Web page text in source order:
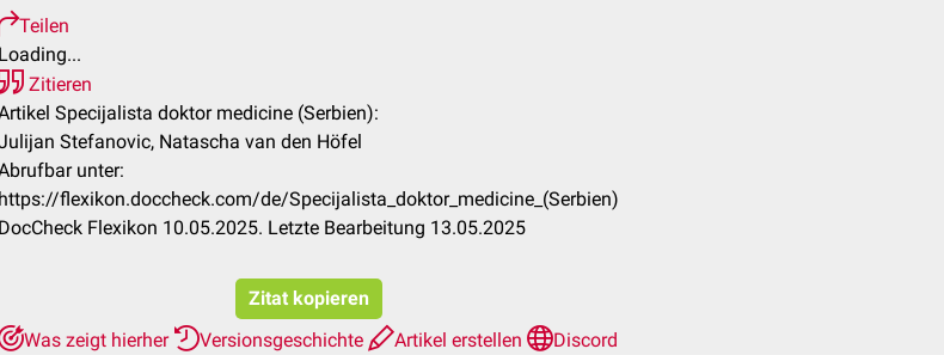
Teilen
Loading...
Zitieren
Specijalista doktor medicine (Serbien):
Stefanovic, Natascha van den Höfel
unter:
https://flexikon.doccheck.com/de/Specijalista_doktor_medicine_(Serbien)
DocCheck Flexikon 10.05.2025. Letzte Bearbeitung 13.05.2025
Zitat kopieren
Was zeigt hierher
Versionsgeschichte Artikel erstellen Discord